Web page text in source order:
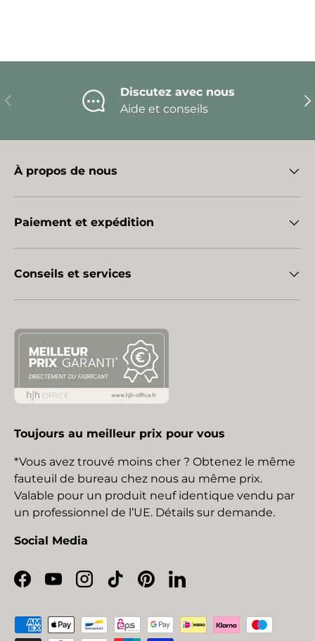
Précédent
Discutez avec nous
Aide et conseils
À propos de nous
Paiement et expédition
Conseils et services
Toujours au meilleur prix pour vous
*Vous avez trouvé moins cher ? Obtenez le même
fauteuil de bureau chez nous au même prix.
Valable pour un produit neuf identique vendu par
un professionnel de l’UE. Détails sur demande.
Social Media
Facebook
YouTubeInstagram
TikTokPinterestLinkedIn
Moyens de paiement acceptés